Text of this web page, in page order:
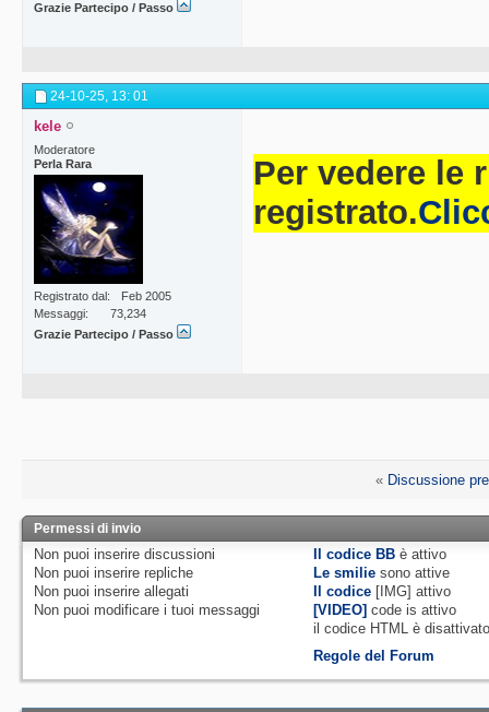
Grazie Partecipo / Passo
24-10-25, 13: 01
kele
Moderatore
Perla Rara
Registrato dal
Feb 2005
Messaggi
73,234
Grazie Partecipo / Passo
Per vedere le
registrato.
« Discussione
Permessi di invio
Non puoi inserire discussioni
Non puoi inserire repliche
Non puoi inserire allegati
Non puoi modificare i tuoi messaggi
Il codice BB èattivo
Le smilie sono attive
Il codice [IMG]attivo
[VIDEO] code isattivo
il codice HTML è
Regole del Forum